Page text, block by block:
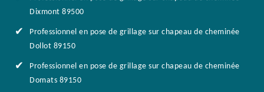
Dixmont 89500
Professionnel en pose de grillage sur chapeau de cheminée
Dollot 89150
Professionnel en pose de grillage sur chapeau de cheminée
Domats 89150